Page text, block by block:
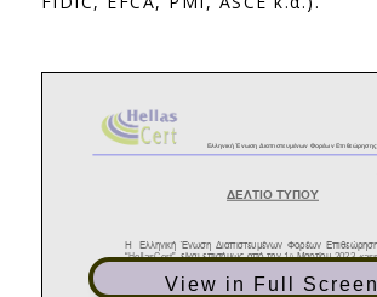
View in Full Screen